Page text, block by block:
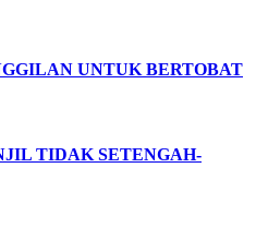
UNTUK BERTOBAT
TIDAK SETENGAH-